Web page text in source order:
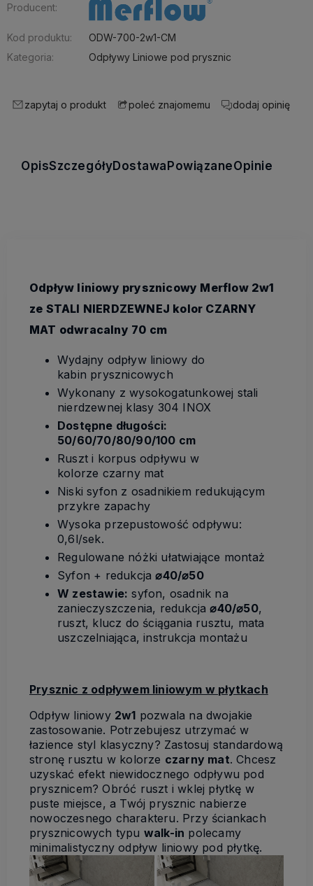
Producent:
Kod produktu:
ODW-700-2w1-CM
Kategoria:
Odpływy Liniowe pod prysznic
zapytaj o produkt poleć znajomemu dodaj opinię
OpisSzczegółyDostawaPowiązaneOpinie
Odpływ liniowy prysznicowy Merflow 2w1
ze STALI NIERDZEWNEJ kolor CZARNY
MAT odwracalny 70 cm
Wydajny odpływ liniowy do
kabin prysznicowych
Wykonany z wysokogatunkowej stali
nierdzewnej klasy 304 INOX
Dostępne długości:
50/60/70/80/90/100 cm
Ruszt i korpus odpływu w
kolorze czarny mat
Niski syfon z osadnikiem redukującym
przykre zapachy
Wysoka przepustowość odpływu:
0,6l/sek.
Regulowane nóżki ułatwiające montaż
Syfon + redukcja⌀40/⌀50
W zestawie: syfon, osadnik na
zanieczyszczenia, redukcja⌀40/⌀50,
ruszt, klucz do ściągania rusztu, mata
uszczelniająca, instrukcja montażu
Prysznic z odpływem liniowym w płytkach
Odpływ liniowy 2w1 pozwala na dwojakie
zastosowanie. Potrzebujesz utrzymać w
łazience styl klasyczny? Zastosuj standardową
stronę rusztu w kolorze czarny mat. Chcesz
uzyskać efekt niewidocznego odpływu pod
prysznicem? Obróć ruszt i wklej płytkę w
puste miejsce, a Twój prysznic nabierze
nowoczesnego charakteru. Przy ściankach
prysznicowych typu walk-in polecamy
minimalistyczny odpływ liniowy pod płytkę.